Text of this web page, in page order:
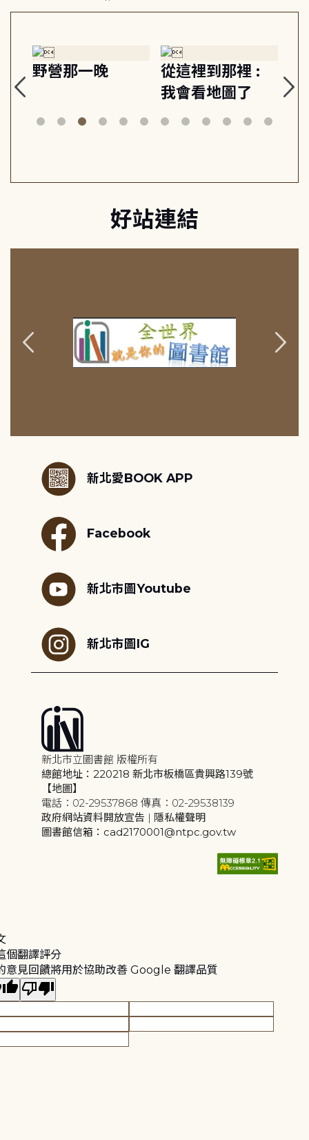
野營那一晚
從這裡到那裡 :
我會看地圖了
美
好站連結
新北愛BOOK APP
Facebook
新北市圖Youtube
新北市圖IG
新北市立圖書館 版權所有
總館地址：220218 新北市板橋區貴興路139號
【地圖】
電話：02-29537868 傳真：02-29538139
政府網站資料開放宣告 | 隱私權聲明
圖書館信箱：cad2170001@ntpc.gov.tw
個翻譯評分
意見回饋將用於協助改善 Google 翻譯品質